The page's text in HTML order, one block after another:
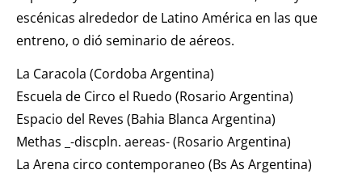
escénicas alrededor de Latino América en las que
entreno, o dió seminario de aéreos.
La Caracola (Cordoba Argentina)
Escuela de Circo el Ruedo (Rosario Argentina)
Espacio del Reves (Bahia Blanca Argentina)
Methas _-discpln. aereas- (Rosario Argentina)
La Arena circo contemporaneo (Bs As Argentina)